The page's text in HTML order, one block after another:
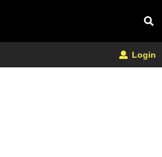
Login